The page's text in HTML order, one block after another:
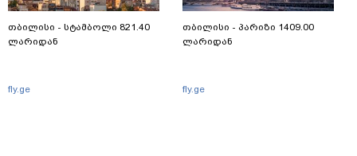
თბილისი - სტამბოლი 821.40
ლარიდან
fly.ge
თბილისი - პარიზი 1409.00
ლარიდან
fly.ge